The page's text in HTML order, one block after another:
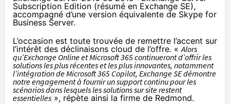
Subscription Edition (résumé en Exchange SE),
accompagné d’une version équivalente de Skype for
Business Server.
L’occasion est toute trouvée de remettre l’accent sur
l’intérêt des déclinaisons cloud de l’offre. «Alors
qu’Exchange Online et Microsoft 365 continueront d’offrir les
solutions les plus récentes et les plus innovantes, notamment
l’intégration de Microsoft 365 Copilot, Exchange SE démontre
notre engagement à fournir un support continu pour les
scénarios dans lesquels les solutions sur site restent
essentielles », répète ainsi la firme de Redmond.